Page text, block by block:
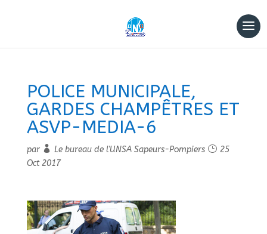
POLICE MUNICIPALE,
GARDES CHAMPÊTRES ET
ASVP-MEDIA-6
par Le bureau de l'UNSA Sapeurs-Pompiers
25
Oct 2017